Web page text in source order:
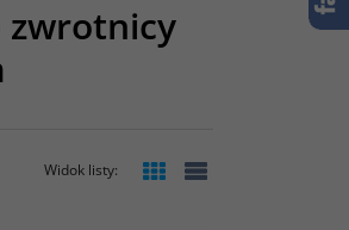
zwrotnicy
Widok listy: